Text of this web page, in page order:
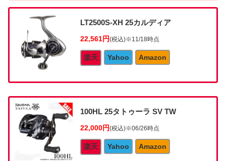
LT2500S-XH 25カルディア
22,561円(税込)※11/18時点
楽天 Yahoo Amazon
100HL 25タトゥーラ SV TW
22,000円(税込)※06/26時点
楽天 Yahoo Amazon